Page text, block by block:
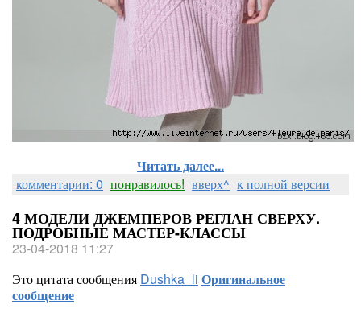
Читать далее...
комментарии: 0 понравилось! вверх^ к полной версии
4 МОДЕЛИ ДЖЕМПЕРОВ РЕГЛАН СВЕРХУ.
ПОДРОБНЫЕ МАСТЕР-КЛАССЫ
23-04-2018 11:27
Это цитата сообщения Dushka_li Оригинальное
сообщение